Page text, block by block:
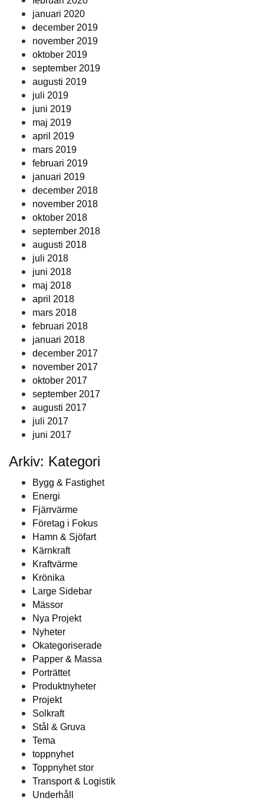
januari 2020
december 2019
november 2019
oktober 2019
september 2019
augusti 2019
juli 2019
juni 2019
maj 2019
april 2019
mars 2019
februari 2019
januari 2019
december 2018
november 2018
oktober 2018
september 2018
augusti 2018
juli 2018
juni 2018
maj 2018
april 2018
mars 2018
februari 2018
januari 2018
december 2017
november 2017
oktober 2017
september 2017
augusti 2017
juli 2017
juni 2017
Arkiv: Kategori
Bygg & Fastighet
Energi
Fjärrvärme
Företag i Fokus
Hamn & Sjöfart
Kärnkraft
Kraftvärme
Krönika
Large Sidebar
Mässor
Nya Projekt
Nyheter
Okategoriserade
Papper & Massa
Porträttet
Produktnyheter
Projekt
Solkraft
Stål & Gruva
Tema
toppnyhet
Toppnyhet stor
Transport & Logistik
Underhåll